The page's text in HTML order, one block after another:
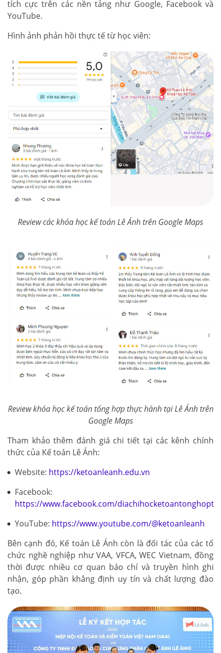
tích cực trên các nền tảng như Google, Facebook và
YouTube.
Hình ảnh phản hồi thực tế từ học viên:
Review các khóa học kế toán Lê Ánh trên Google Maps
Review khóa học kế toán tổng hợp thực hành tại Lê Ánh trên
Google Maps
Tham khảo thêm đánh giá chi tiết tại các kênh chính
thức của Kế toán Lê Ánh:
Website: https://ketoanleanh.edu.vn
Facebook:
https://www.facebook.com/
YouTube: https://www.youtube.com/@ketoanleanh
Bên cạnh đó, Kế toán Lê Ánh còn là đối tác của các tổ
chức nghề nghiệp như VAA, VFCA, WEC Vietnam, đồng
thời được nhiều cơ quan báo chí và truyền hình ghi
nhận, góp phần khẳng định uy tín và chất lượng đào
tạo.